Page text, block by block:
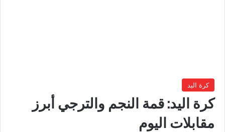
كرة اليد
كرة اليد: قمة النجم والترجي أبرز
مقابلات اليوم